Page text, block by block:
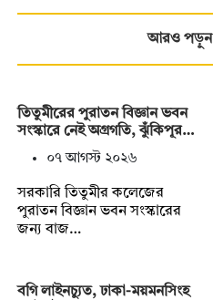
আরও পড়ুন
তিতুমীরের পুরাতন বিজ্ঞান ভবন
সংস্কারে নেই অগ্রগতি, ঝুঁকিপূর…
০৭ আগস্ট ২০২৬
সরকারি তিতুমীর কলেজের
পুরাতন বিজ্ঞান ভবন সংস্কারের
জন্য বাজ…
বগি লাইনচ্যুত, ঢাকা-ময়মনসিংহ